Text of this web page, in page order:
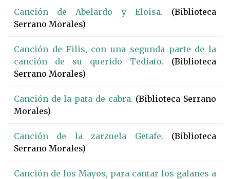
Canción de Abelardo y Eloisa. (Biblioteca
Serrano Morales)
Canción de Filis, con una segunda parte de la
canción de su querido Tediato. (Biblioteca
Serrano Morales)
Canción de la pata de cabra. (Biblioteca Serrano
Morales)
Canción de la zarzuela Getafe. (Biblioteca
Serrano Morales)
Canción de los Mayos, para cantar los galanes a